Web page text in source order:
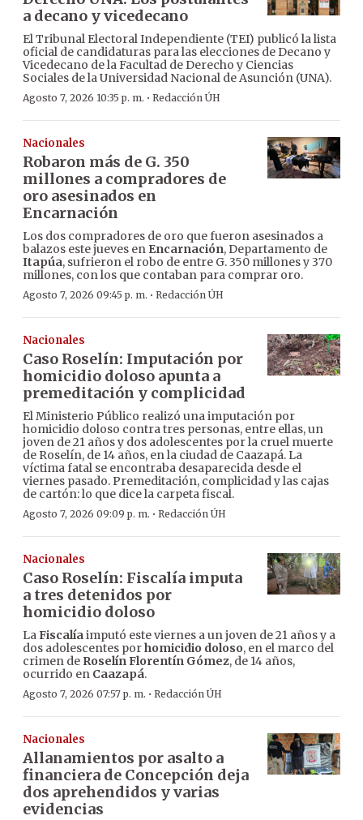
a decano y vicedecano
El Tribunal Electoral Independiente (TEI) publicó la lista
oficial de candidaturas para las elecciones de Decano y
Vicedecano de la Facultad de Derecho y Ciencias
Sociales de la Universidad Nacional de Asunción (UNA).
Agosto 7, 2026 10:35 p. m. · Redacción ÚH
Nacionales
Robaron más de G. 350
millones a compradores de
oro asesinados en
Encarnación
Los dos compradores de oro que fueron asesinados a
balazos este jueves en Encarnación, Departamento de
Itapúa, sufrieron el robo de entre G. 350 millones y 370
millones, con los que contaban para comprar oro.
Agosto 7, 2026 09:45 p. m. · Redacción ÚH
Nacionales
Caso Roselín: Imputación por
homicidio doloso apunta a
premeditación y complicidad
El Ministerio Público realizó una imputación por
homicidio doloso contra tres personas, entre ellas, un
joven de 21 años y dos adolescentes por la cruel muerte
de Roselín, de 14 años, en la ciudad de Caazapá. La
víctima fatal se encontraba desaparecida desde el
viernes pasado. Premeditación, complicidad y las cajas
de cartón: lo que dice la carpeta fiscal.
Agosto 7, 2026 09:09 p. m. · Redacción ÚH
Nacionales
Caso Roselín: Fiscalía imputa
a tres detenidos por
homicidio doloso
LaFiscalíaimputó este viernes a un joven de 21 años y a
dos adolescentes porhomicidio doloso, en el marco del
crimen de Roselín Florentín Gómez, de 14 años,
ocurrido en Caazapá.
Agosto 7, 2026 07:57 p. m. · Redacción ÚH
Nacionales
Allanamientos por asalto a
financiera de Concepción deja
dos aprehendidos y varias
evidencias